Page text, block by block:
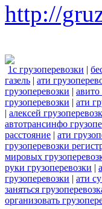
http://
1с грузоперевозки |
газель | ати
грузоперевозки |
грузоперевозки | ати
| алексей
автотрансинфо
расстояние | ати
грузоперевозки
мировых
руки грузоперевозки |
грузоперевозки | ати
заняться
организовать